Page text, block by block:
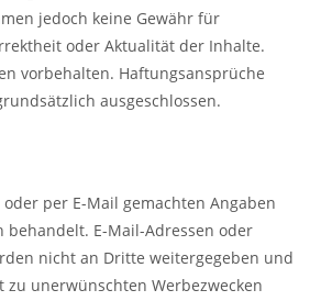
jedoch keine Gewähr für
oder Aktualität der Inhalte.
vorbehalten. Haftungsansprüche
ausgeschlossen.
per E-Mail gemachten Angaben
E-Mail-Adressen oder
nicht an Dritte weitergegeben und
zu unerwünschten Werbezwecken